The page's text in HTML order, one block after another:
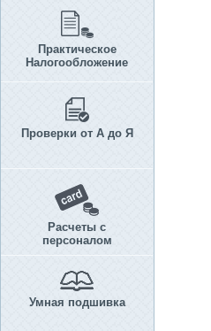
Практическое
Налогообложение
Проверки от А до Я
Расчеты с
персоналом
Умная подшивка